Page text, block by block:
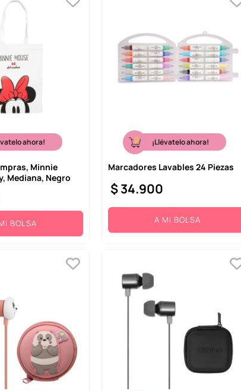
ahora!
Minnie
Mediana, Negro
BOLSA
¡Llévatelo ahora!
Marcadores Lavables 24 Piezas
$34.900
A MI BOLSA